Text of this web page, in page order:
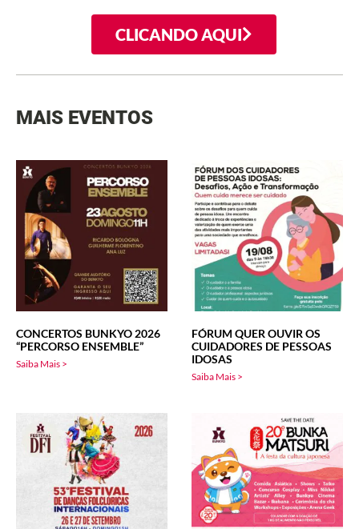
CLICANDO AQUI
MAIS EVENTOS
CONCERTOS BUNKYO 2026
“PERCORSO ENSEMBLE”
Saiba Mais >
FÓRUM QUER OUVIR OS
CUIDADORES DE PESSOAS
IDOSAS
Saiba Mais >